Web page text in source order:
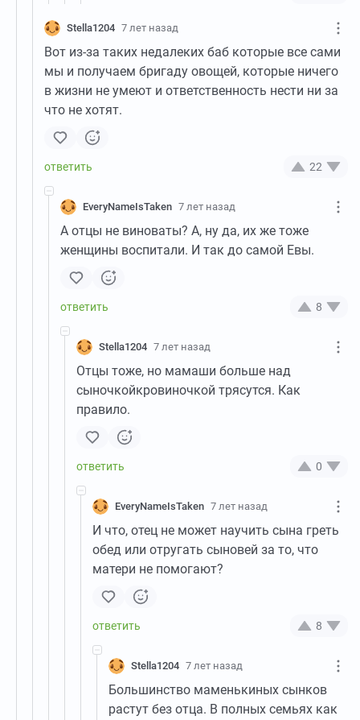
Stella1204 7 лет назад
Вот из-за таких недалеких баб которые все сами
мы и получаем бригаду овощей, которые ничего
в жизни не умеют и ответственность нести ни за
что не хотят.
22
EveryNameIsTaken 7 лет назад
А отцы не виноваты? А, ну да, их же тоже
женщины воспитали. И так до самой Евы.
8
Stella1204 7 лет назад
Отцы тоже, но мамаши больше над
сыночкойкровиночкой трясутся. Как
правило.
0
EveryNameIsTaken 7 лет назад
И что, отец не может научить сына греть
обед или отругать сыновей за то, что
матери не помогают?
8
Stella1204 7 лет назад
Большинство маменькиных сынков
растут без отца. В полных семьях как